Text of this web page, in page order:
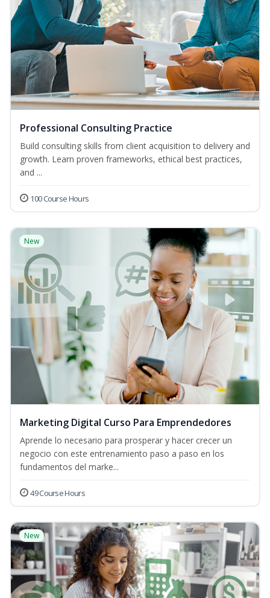
Professional Consulting Practice
Build consulting skills from client acquisition to delivery and
growth. Learn proven frameworks, ethical best practices,
and ...
100 Course Hours
New
Marketing Digital Curso Para Emprendedores
Aprende lo necesario para prosperar y hacer crecer un
negocio con este entrenamiento paso a paso en los
fundamentos del marke...
49 Course Hours
New